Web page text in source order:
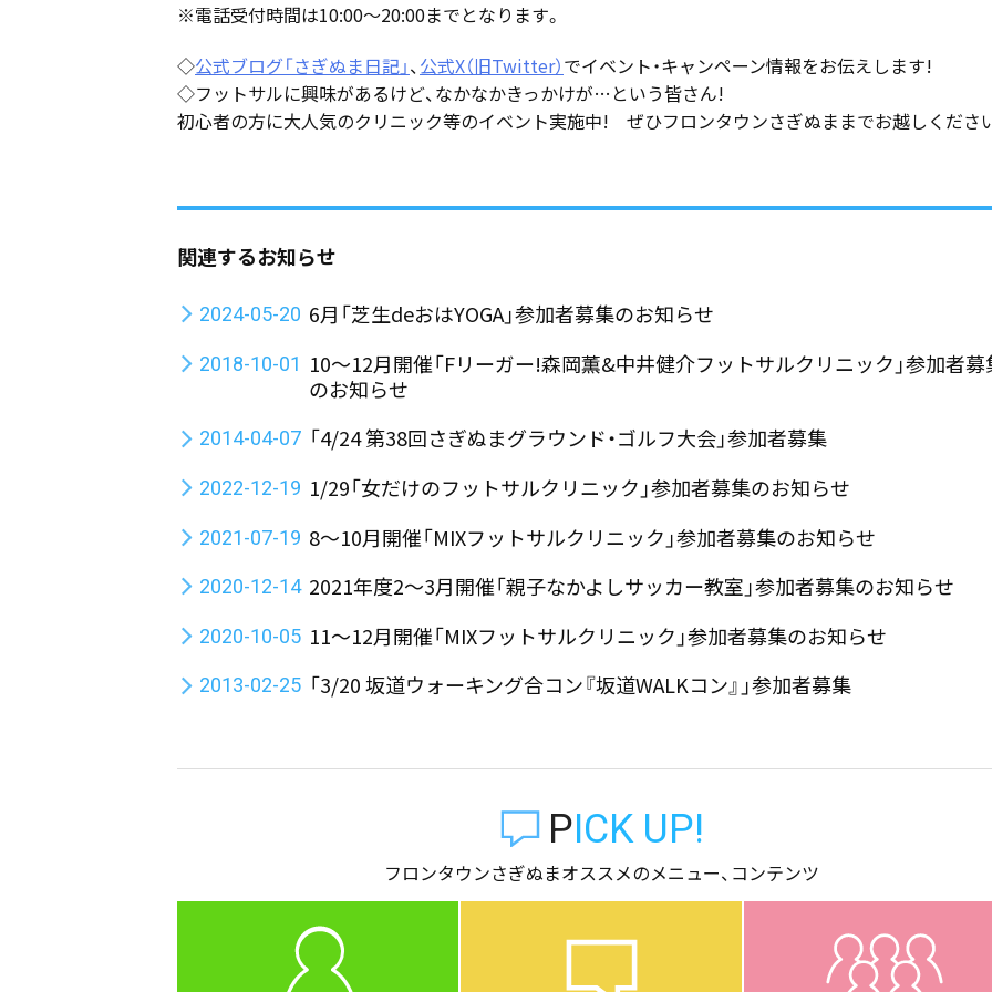
※電話受付時間は10:00～20:00までとなります。
◇公式ブログ「さぎぬま日記」、公式X（旧Twitter）でイベント・キャンペーン情報をお伝えします!
◇フットサルに興味があるけど、なかなかきっかけが…という皆さん!
初心者の方に大人気のクリニック等のイベント実施中! ぜひフロンタウンさぎぬままでお越しくださ
関連するお知らせ
2024-05-20 6月「芝生deおはYOGA」参加者募集のお知らせ
2018-10-01 10〜12月開催「Fリーガー!森岡薫&中井健介フットサルクリニック」参加者募
のお知らせ
2014-04-07 「4/24 第38回さぎぬまグラウンド・ゴルフ大会」参加者募集
2022-12-19 1/29「女だけのフットサルクリニック」参加者募集のお知らせ
2021-07-19 8～10月開催「MIXフットサルクリニック」参加者募集のお知らせ
2020-12-14 2021年度2～3月開催「親子なかよしサッカー教室」参加者募集のお知らせ
2020-10-05 11～12月開催「MIXフットサルクリニック」参加者募集のお知らせ
2013-02-25 「3/20 坂道ウォーキング合コン『坂道WALKコン』」参加者募集
PICK UP!
フロンタウンさぎぬまオススメのメニュー、コンテンツ